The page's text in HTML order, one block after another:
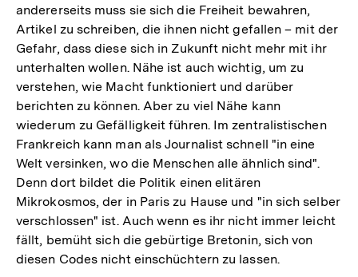
andererseits muss sie sich die Freiheit bewahren,
Artikel zu schreiben, die ihnen nicht gefallen – mit der
Gefahr, dass diese sich in Zukunft nicht mehr mit ihr
unterhalten wollen. Nähe ist auch wichtig, um zu
verstehen, wie Macht funktioniert und darüber
berichten zu können. Aber zu viel Nähe kann
wiederum zu Gefälligkeit führen. Im zentralistischen
Frankreich kann man als Journalist schnell "in eine
Welt versinken, wo die Menschen alle ähnlich sind".
Denn dort bildet die Politik einen elitären
Mikrokosmos, der in Paris zu Hause und "in sich selber
verschlossen" ist. Auch wenn es ihr nicht immer leicht
fällt, bemüht sich die gebürtige Bretonin, sich von
diesen Codes nicht einschüchtern zu lassen.